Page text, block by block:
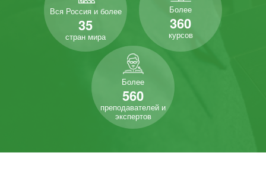
Вся Россия и более
35
стран мира
Более
360
курсов
Более
560
преподавателей и
экспертов